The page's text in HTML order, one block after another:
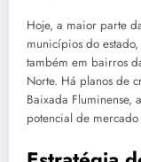
Hoje, a maior parte
municípios do
também em bairros
Norte. Há planos de
Baixada Fluminense,
potencial de